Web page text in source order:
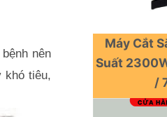
nên
khó tiêu,
Máy Cắt
Suất
/